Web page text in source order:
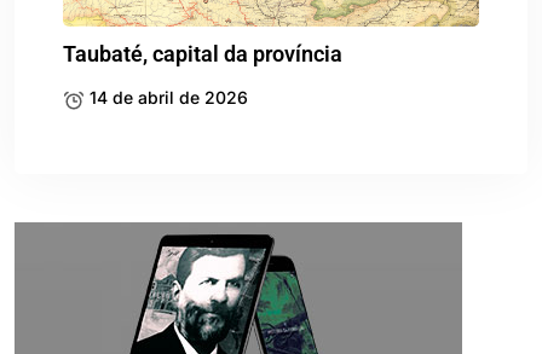
Taubaté, capital da província
14 de abril de 2026